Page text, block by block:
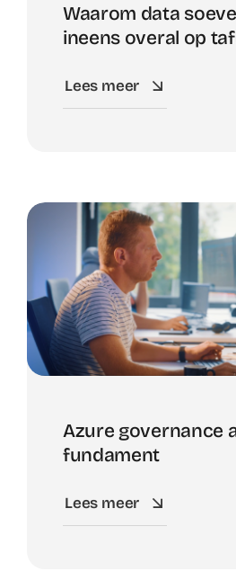
Waarom data
ineens overal op
Lees meer
Azure governance
fundament
Lees meer